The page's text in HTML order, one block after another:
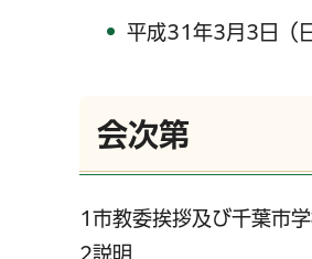
平成31年3月3日（
会次第
1市教委挨拶及び千葉市
2説明